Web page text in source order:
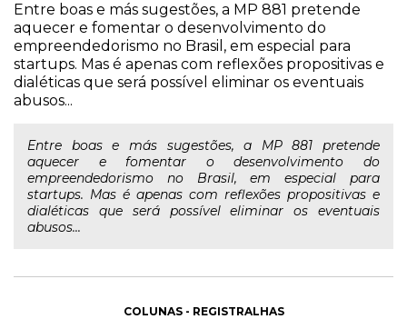
Entre boas e más sugestões, a MP 881 pretende
aquecer e fomentar o desenvolvimento do
empreendedorismo no Brasil, em especial para
startups. Mas é apenas com reflexões propositivas e
dialéticas que será possível eliminar os eventuais
abusos...
Entre boas e más sugestões, a MP 881 pretende
aquecer e fomentar o desenvolvimento do
empreendedorismo no Brasil, em especial para
startups. Mas é apenas com reflexões propositivas e
dialéticas que será possível eliminar os eventuais
abusos...
COLUNAS - REGISTRALHAS